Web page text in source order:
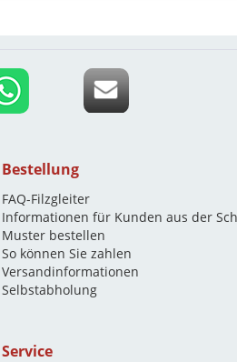
Bestellung
FAQ-Filzgleiter
Informationen für Kunden aus der
Muster bestellen
So können Sie zahlen
Versandinformationen
Selbstabholung
Service